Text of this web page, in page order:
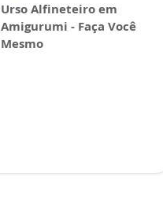
Urso Alfineteiro em
Amigurumi - Faça Você
Mesmo